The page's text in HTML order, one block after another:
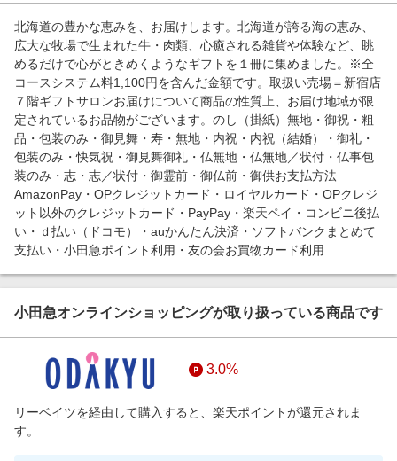
金融・マネー・保険
デジタルコンテンツ
ビジネス・その他サービス
Apple公式サイト×楽天カード分割払い
Qoo10メガポ
北海道の豊かな恵みを、お届けします。北海道が誇る海の恵み、
広大な牧場で生まれた牛・肉類、心癒される雑貨や体験など、眺
めるだけで心がときめくようなギフトを１冊に集めました。※全
コースシステム料1,100円を含んだ金額です。取扱い売場＝新宿店
７階ギフトサロンお届けについて商品の性質上、お届け地域が限
定されているお品物がございます。のし（掛紙）無地・御祝・粗
品・包装のみ・御見舞・寿・無地・内祝・内祝（結婚）・御礼・
包装のみ・快気祝・御見舞御礼・仏無地・仏無地／状付・仏事包
装のみ・志・志／状付・御霊前・御仏前・御供お支払方法
AmazonPay・OPクレジットカード・ロイヤルカード・OPクレジ
ット以外のクレジットカード・PayPay・楽天ペイ・コンビニ後払
い・ｄ払い（ドコモ）・auかんたん決済・ソフトバンクまとめて
支払い・小田急ポイント利用・友の会お買物カード利用
小田急オンラインショッピングが取り扱っている商品です
3.0%
リーベイツを経由して購入すると、楽天ポイントが還元されま
す。